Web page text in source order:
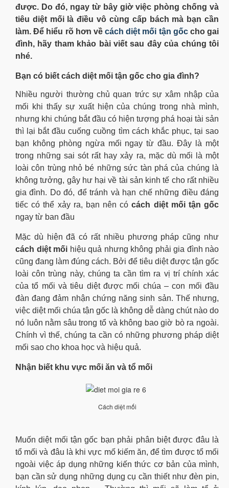
được. Do đó, ngay từ bây giờ việc phòng chống và
tiêu diệt mối là điều vô cùng cấp bách mà bạn cần
làm. Để hiểu rõ hơn về cách diệt mối tận gốccho gai
đình, hãy tham khảo bài viết sau đây của chúng tôi
nhé.
Bạn có biết cách diệt mối tận gốc cho gia đình?
Nhiều người thường chủ quan trức sự xâm nhập của
mối khi thấy sự xuất hiện của chúng trong nhà mình,
nhưng khi chúng bắt đầu có hiện tượng phá hoại tài sản
thì lại bắt đầu cuống cuồng tìm cách khắc phục, tại sao
bạn không phòng ngừa mối ngay từ đầu. Đây là một
trong những sai sót rất hay xảy ra, mặc dù mối là một
loài côn trùng nhỏ bé những sức tàn phá của chúng là
không tưởng, gây hư hại về tài sản kinh tế cho rất nhiều
gia đình. Do đó, để tránh và hạn chế những điều đáng
tiếc có thể xảy ra, bạn nên cócách diệt mối tận gốc
ngay từ ban đầu
Mặc dù hiện đã có rất nhiều phương pháp cũng như
cách diệt mối hiệu quả nhưng không phải gia đình nào
cũng đang làm đúng cách. Bởi để tiêu diệt được tận gốc
loài côn trùng này, chúng ta cần tìm ra vị trí chính xác
của tổ mối và tiêu diệt được mối chúa – con mối đầu
đàn đang đảm nhận chứng năng sinh sản. Thế nhưng,
việc diệt mối chúa tận gốc là không dễ dàng chút nào do
nó luôn nằm sâu trong tổ và không bao giờ bò ra ngoài.
Chính vì thế, chúng ta cần có những phương pháp diệt
mối sao cho khoa học và hiệu quả.
Nhận biết khu vực mối ăn và tổ mối
Cách diệt mối
Muốn diệt mối tận gốc bạn phải phân biệt được đâu là
tổ mối và đâu là khi vực mố kiếm ăn, để tìm được tổ mối
ngoài việc áp dụng những kiến thức cơ bản của mình,
bạn cần sử dụng những dụng cụ cần thiết như đèn pin,